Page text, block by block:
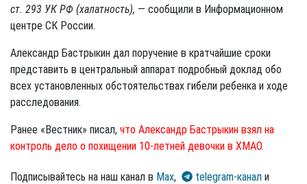
ст. 293 УК РФ (халатность), — сообщили в Информационном
центре СК России.
Александр Бастрыкин дал поручение в кратчайшие сроки
представить в центральный аппарат подробный доклад обо
всех установленных обстоятельствах гибели ребенка и ходе
расследования.
Ранее «Вестник» писал, что Александр Бастрыкин взял на
контроль дело о похищении 10-летней девочки в ХМАО.
Подписывайтесь на наш канал в Max, telegram-канал и